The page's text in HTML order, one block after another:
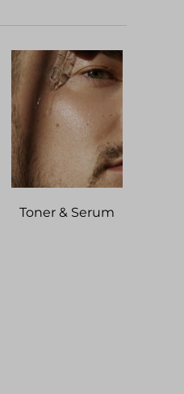
Toner & Serum